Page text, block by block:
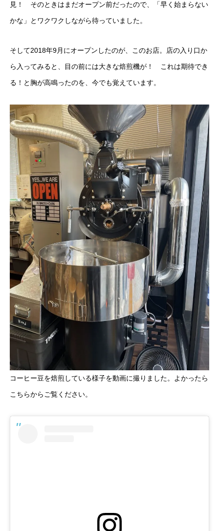
見！ そのときはまだオープン前だったので、「早く始まらない
かな」とワクワクしながら待っていました。
そして2018年9月にオープンしたのが、このお店。店の入り口か
ら入ってみると、目の前には大きな焙煎機が！ これは期待でき
る！と胸が高鳴ったのを、今でも覚えています。
コーヒー豆を焙煎している様子を動画に撮りました。よかったら
こちらからご覧ください。